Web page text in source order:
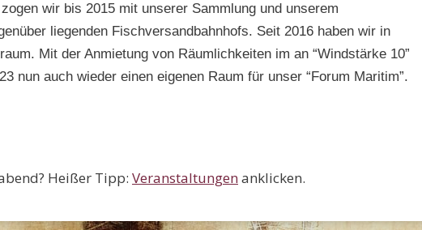
wir bis 2015 mit unserer Sammlung und unserem
liegenden Fischversandbahnhofs. Seit 2016 haben wir in
Mit der Anmietung von Räumlichkeiten im an “Windstärke 10”
nun auch wieder einen eigenen Raum für unser “Forum Maritim”.
Heißer Tipp: Veranstaltungenanklicken.